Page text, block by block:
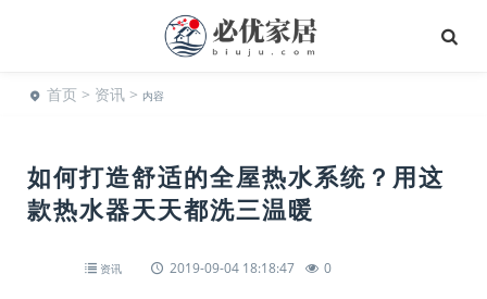
首页 > 资讯 > 内容
如何打造舒适的全屋热水系统？用这
款热水器天天都洗三温暖
资讯 2019-09-04 18:18:47 0